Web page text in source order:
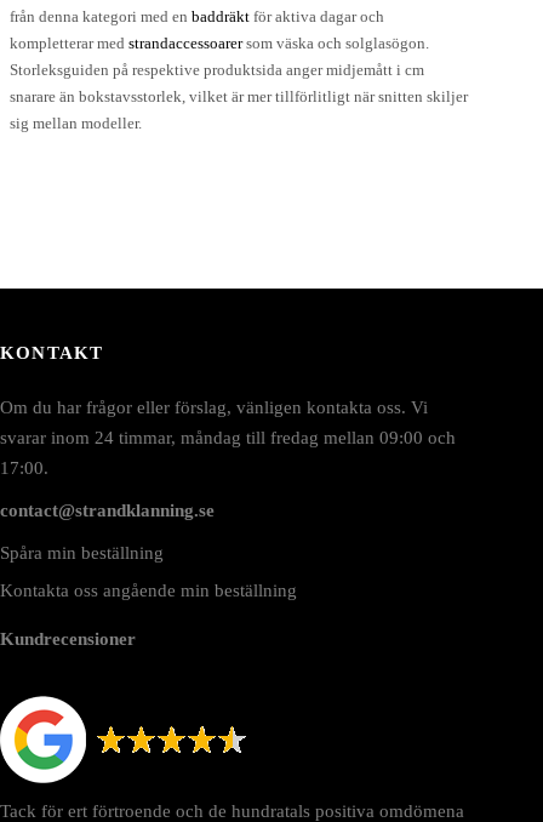
från denna kategori med en baddräkt för aktiva dagar och
kompletterar med strandaccessoarersom väska och solglasögon.
Storleksguiden på respektive produktsida anger midjemått i cm
snarare än bokstavsstorlek, vilket är mer tillförlitligt när snitten skiljer
sig mellan modeller.
KONTAKT
Om du har frågor eller förslag, vänligen kontakta oss. Vi
svarar inom 24 timmar, måndag till fredag mellan 09:00 och
17:00.
contact@strandklanning.se
Spåra min beställning
Kontakta oss angående min beställning
Kundrecensioner
Tack för ert förtroende och de hundratals positiva omdömena